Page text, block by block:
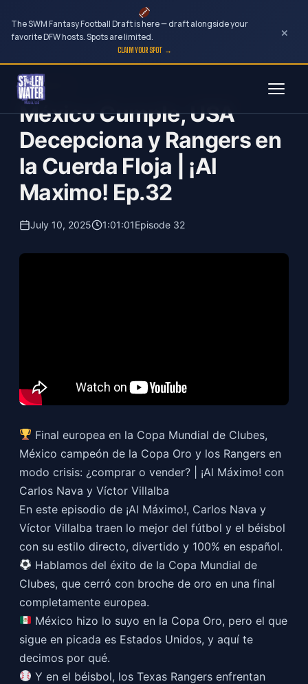
The SWM Fantasy Football Draft is here — draft alongside your
favorite DFW hosts. Spots are limited.
CLAIM YOUR SPOT →
×
Skip
content
¡Al Maximo!
México Cumple, USA
Decepciona y Rangers en
la Cuerda Floja | ¡Al
Maximo! Ep.32
July 10, 2025 1:01:01Episode 32
Final europea en la Copa Mundial de Clubes,
México campeón de la Copa Oro y los Rangers en
modo crisis: ¿comprar o vender? | ¡Al Máximo! con
Carlos Nava y Víctor Villalba
En este episodio de ¡Al Máximo!, Carlos Nava y
Víctor Villalba traen lo mejor del fútbol y el béisbol
con su estilo directo, divertido y 100% en español.
Hablamos del éxito de la Copa Mundial de
Clubes, que cerró con broche de oro en una final
completamente europea.
México hizo lo suyo en la Copa Oro, pero el que
sigue en picada es Estados Unidos, y aquí te
decimos por qué.
Y en el béisbol, los Texas Rangers enfrentan